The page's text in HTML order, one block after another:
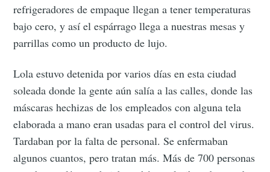
refrigeradores de empaque llegan a tener temperaturas
bajo cero, y así el espárrago llega a nuestras mesas y
parrillas como un producto de lujo.
Lola estuvo detenida por varios días en esta ciudad
soleada donde la gente aún salía a las calles, donde las
máscaras hechizas de los empleados con alguna tela
elaborada a mano eran usadas para el control del virus.
Tardaban por la falta de personal. Se enfermaban
algunos cuantos, pero tratan más. Más de 700 personas